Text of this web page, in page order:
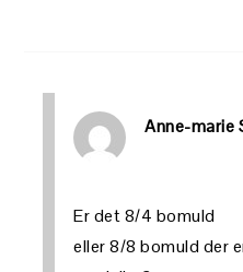
Anne-marie
Er det 8/4 bomuld
eller 8/8 bomuld der